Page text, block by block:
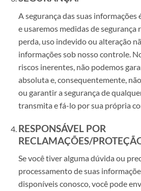
A segurança das suas
e usaremos medidas de segurança
perda, uso indevido ou alteração
informações sob nosso controle.
riscos inerentes, não podemos
absoluta e, consequentemente,
ou garantir a segurança de
transmita e fá-lo por sua própria
RESPONSÁVEL POR
RECLAMAÇÕES/
Se você tiver alguma dúvida ou
processamento de suas
disponíveis conosco, você pode